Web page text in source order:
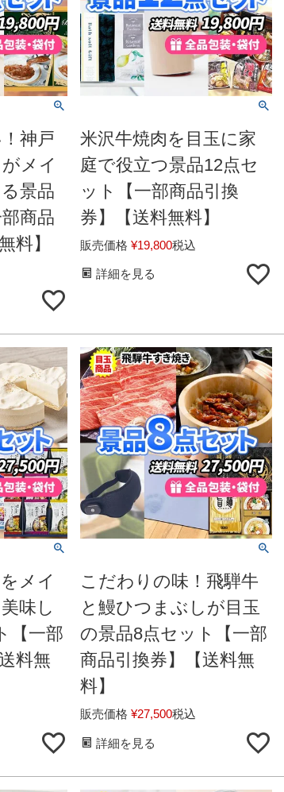
神戸
メイ
景品
商品
料】
米沢牛焼肉を目玉に家
庭で役立つ景品12点セ
ット【一部商品引換
券】【送料無料】
販売価格 ¥19,800税込
詳細を見る
メイ
味し
【一部
料無
こだわりの味！飛騨牛
と鰻ひつまぶしが目玉
の景品8点セット【一部
商品引換券】【送料無
料】
販売価格 ¥27,500税込
詳細を見る